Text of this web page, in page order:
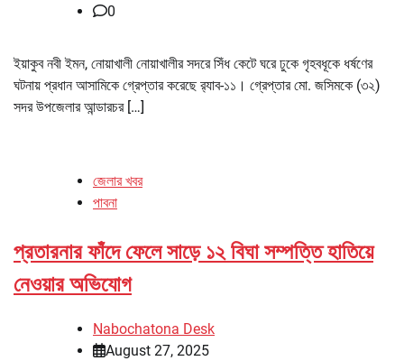
0
ইয়াকুব নবী ইমন, নোয়াখালী নোয়াখালীর সদরে সিঁধ কেটে ঘরে ঢুকে গৃহবধূকে ধর্ষণের
ঘটনায় প্রধান আসামিকে গ্রেপ্তার করেছে র‌্যাব-১১। গ্রেপ্তার মো. জসিমকে (৩২)
সদর উপজেলার আন্ডারচর […]
জেলার খবর
পাবনা
প্রতারনার ফাঁদে ফেলে সাড়ে ১২ বিঘা সম্পত্তি হাতিয়ে
নেওয়ার অভিযোগ
Nabochatona Desk
August 27, 2025